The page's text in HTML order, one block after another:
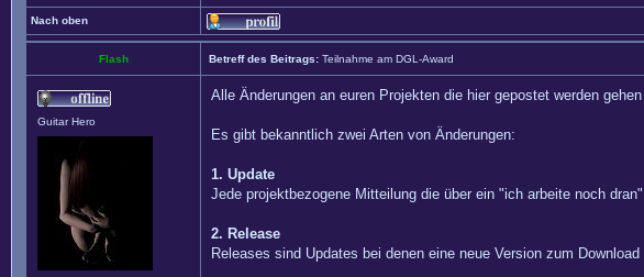
Nach oben
Flash Betreff des Beitrags: Teilnahme am DGL-Award
Guitar Hero
Alle Änderungen an euren Projekten die hier gepostet werden
Es gibt bekanntlich zwei Arten von Änderungen:
1. Update
Jede projektbezogene Mitteilung die über ein "ich arbeite noch
2. Release
Releases sind Updates bei denen eine neue Version zum Download